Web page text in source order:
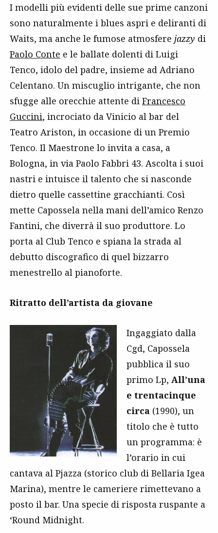
I modelli più evidenti delle sue prime canzoni
sono naturalmente i blues aspri e deliranti di
Waits, ma anche le fumose atmosfere jazzy di
Paolo Conte e le ballate dolenti di Luigi
Tenco, idolo del padre, insieme ad Adriano
Celentano. Un miscuglio intrigante, che non
sfugge alle orecchie attente di Francesco
Guccini, incrociato da Vinicio al bar del
Teatro Ariston, in occasione di un Premio
Tenco. Il Maestrone lo invita a casa, a
Bologna, in via Paolo Fabbri 43. Ascolta i suoi
nastri e intuisce il talento che si nasconde
dietro quelle cassettine gracchianti. Così
mette Capossela nella mani dell’amico Renzo
Fantini, che diverrà il suo produttore. Lo
porta al Club Tenco e spiana la strada al
debutto discografico di quel bizzarro
menestrello al pianoforte.
Ritratto dell’artista da giovane
Ingaggiato dalla
Cgd, Capossela
pubblica il suo
primo Lp, All’una
e trentacinque
circa (1990), un
titolo che è tutto
un programma: è
l’orario in cui
cantava al Pjazza (storico club di Bellaria Igea
Marina), mentre le cameriere rimettevano a
posto il bar. Una specie di risposta ruspante a
‘Round Midnight.